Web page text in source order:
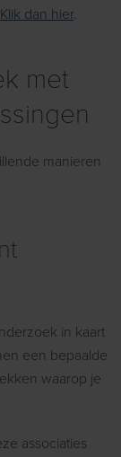
Klik dan hier.
met
manieren
in kaart
een bepaalde
waarop je
associaties